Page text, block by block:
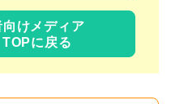
けメディア
TOPに戻る